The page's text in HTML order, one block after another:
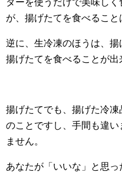
ターを使うだけで美味し
が、揚げたてを食べること
逆に、生冷凍のほうは、揚
揚げたてを食べることが出
揚げたてでも、揚げた冷
のことですし、手間も違い
ません。
あなたが「いいな」と思っ